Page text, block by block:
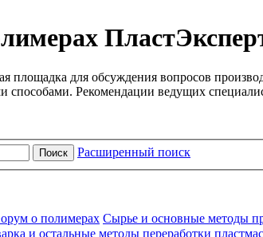
площадка для обсуждения вопросов
способами. Рекомендации ведущих
Поиск Расширенный поиск
о полимерах Сырье и основные методы
и остальные методы переработки